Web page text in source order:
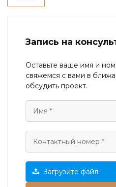
Запись на
Оставьте ваше имя и
свяжемся с вами в
обсудить проект.
Загрузите файл